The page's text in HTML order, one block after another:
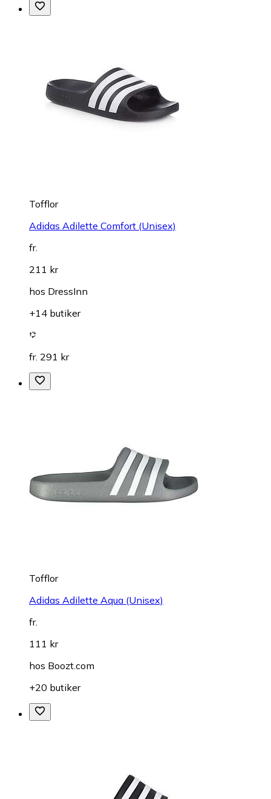
Tofflor
Adidas Adilette Comfort (Unisex)
fr.
211 kr
hos DressInn
+14 butiker
fr. 291 kr
Tofflor
Adidas Adilette Aqua (Unisex)
fr.
111 kr
hos Boozt.com
+20 butiker